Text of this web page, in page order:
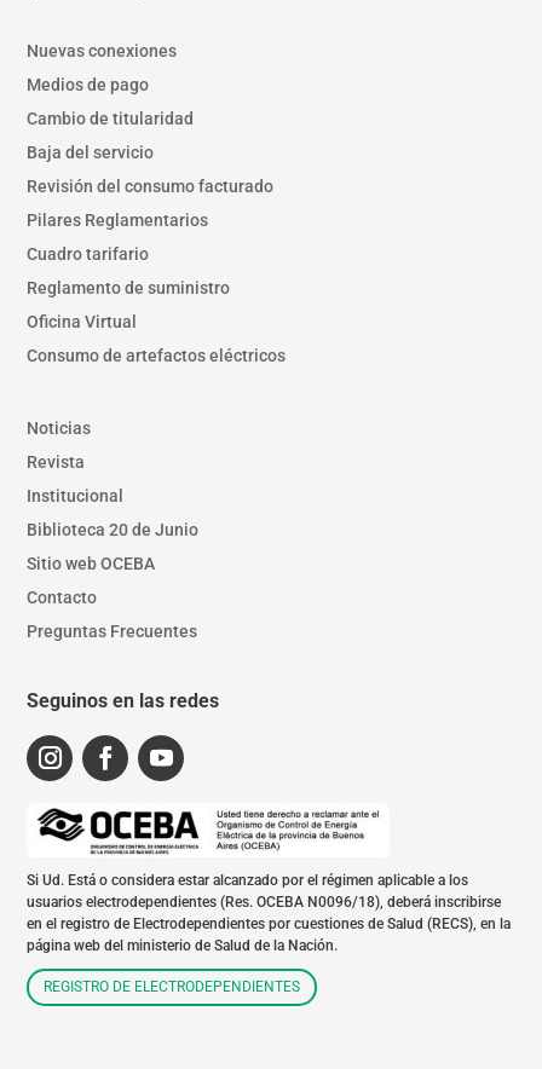
Nuevas conexiones
Medios de pago
Cambio de titularidad
Baja del servicio
Revisión del consumo facturado
Pilares Reglamentarios
Cuadro tarifario
Reglamento de suministro
Oficina Virtual
Consumo de artefactos eléctricos
Noticias
Revista
Institucional
Biblioteca 20 de Junio
Sitio web OCEBA
Contacto
Preguntas Frecuentes
Seguinos en las redes
Si Ud. Está o considera estar alcanzado por el régimen aplicable a los
usuarios electrodependientes (Res. OCEBA N0096/18), deberá inscribirse
en el registro de Electrodependientes por cuestiones de Salud (RECS), en la
página web del ministerio de Salud de la Nación.
REGISTRO DE ELECTRODEPENDIENTES